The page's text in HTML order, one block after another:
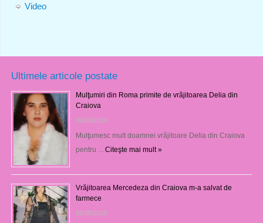
Video
Ultimele articole postate
Mulţumiri din Roma primite de vrăjitoarea Delia din
Craiova
06/08/2026
Mulţumesc mult doamnei vrăjitoare Delia din Craiova
pentru … Citeşte mai mult »
Vrăjitoarea Mercedeza din Craiova m-a salvat de
farmece
06/08/2026